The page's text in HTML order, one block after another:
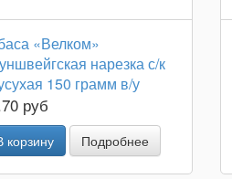
«Велком»
нарезка с/к
150 грамм в/у
руб
корзину Подробнее